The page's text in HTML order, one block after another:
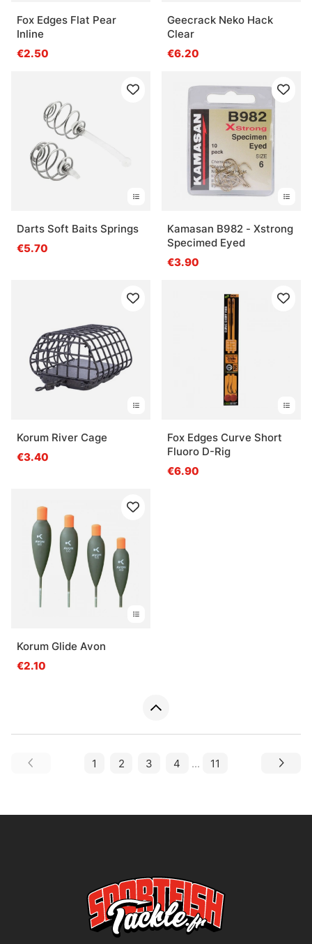
Fox Edges Flat Pear
Inline
€2.50
Geecrack Neko Hack
Clear
€6.20
Darts Soft Baits Springs
€5.70
Kamasan B982 - Xstrong
Specimed Eyed
€3.90
Korum River Cage
€3.40
Fox Edges Curve Short
Fluoro D-Rig
€6.90
Korum Glide Avon
€2.10
1 2 3 4 ... 11